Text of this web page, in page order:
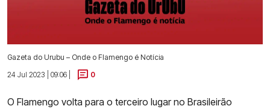
Gazeta do Urubu – Onde o Flamengo é Notícia
24 Jul 2023 | 09:06 |
0
O Flamengo volta para o terceiro lugar no Brasileirão